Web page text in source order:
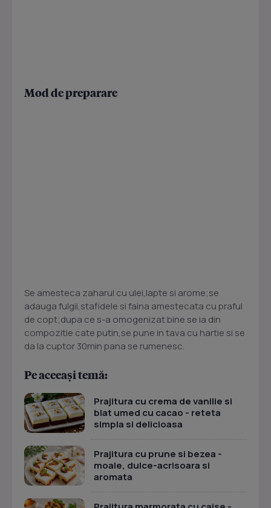
Mod de preparare
Se amesteca zaharul cu ulei,lapte si arome;se
adauga fulgii,stafidele si faina amestecata cu praful
de copt;dupa ce s-a omogenizat bine se ia din
compozitie cate putin,se pune in tava cu hartie si se
da la cuptor 30min pana se rumenesc.
Pe aceeași temă:
Prajitura cu crema de vanilie si
blat umed cu cacao - reteta
simpla si delicioasa
Prajitura cu prune si bezea -
moale, dulce-acrisoara si
aromata